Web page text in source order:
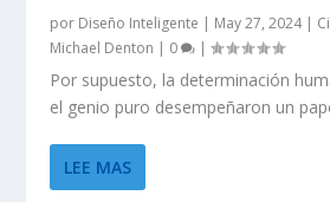
por Diseño Inteligente | May 27, 2024|
Michael Denton | 0 |
Por supuesto, la determinación
el genio puro desempeñaron un
LEE MAS